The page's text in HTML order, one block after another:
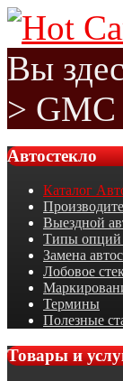
Вы
>
Автостекло
Каталог
Выездной
Типы опций
Замена
Лобовое
Термины
Полезные
Товарыи